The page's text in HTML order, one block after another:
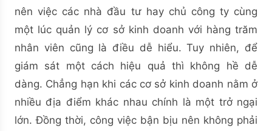
nên việc các nhà đầu tư hay chủ công ty cùng
một lúc quản lý cơ sở kinh doanh với hàng trăm
nhân viên cũng là điều dễ hiểu. Tuy nhiên, để
giám sát một cách hiệu quả thì không hề dễ
dàng. Chẳng hạn khi các cơ sở kinh doanh nằm ở
nhiều địa điểm khác nhau chính là một trở ngại
lớn. Đồng thời, công việc bận bịu nên không phải